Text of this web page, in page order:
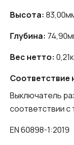
Высота:
Глубина:
Вес нетто:
Соответствие
Выключатель
соответствии
EN 60898-1:2019